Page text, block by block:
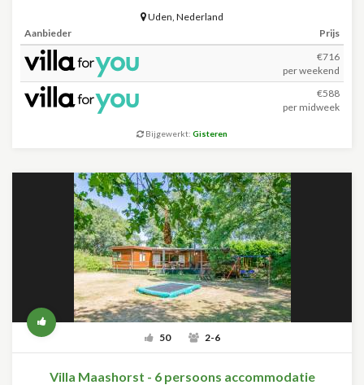
Uden, Nederland
Aanbieder
Prijs
€716
per weekend
€588
per midweek
Bijgewerkt: Gisteren
50 2-6
Villa Maashorst - 6 persoons accommodatie